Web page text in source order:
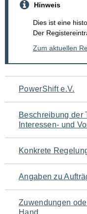
Hinweis
Dies ist eine
Der
Zum aktuellen
Navigation
für
den
Seiteninhalt
PowerShift e.V.
Beschreibung der
Interessen- und
Konkrete
Angaben zu
Zuwendungen